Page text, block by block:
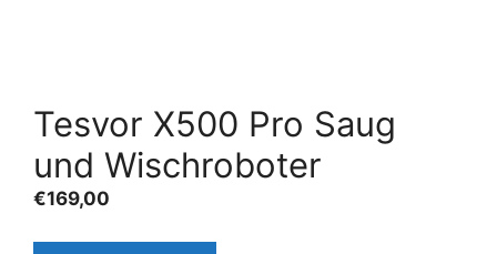
Tesvor X500 Pro Saug
und Wischroboter
€169,00